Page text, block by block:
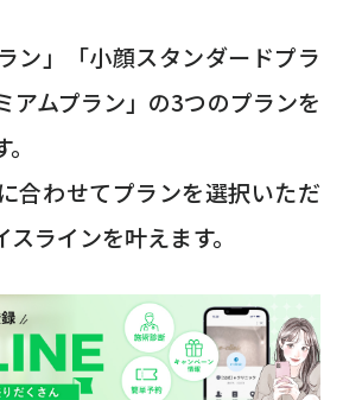
ン」「小顔スタンダードプラ
アムプラン」の3つのプランを
合わせてプランを選択いただ
ラインを叶えます。